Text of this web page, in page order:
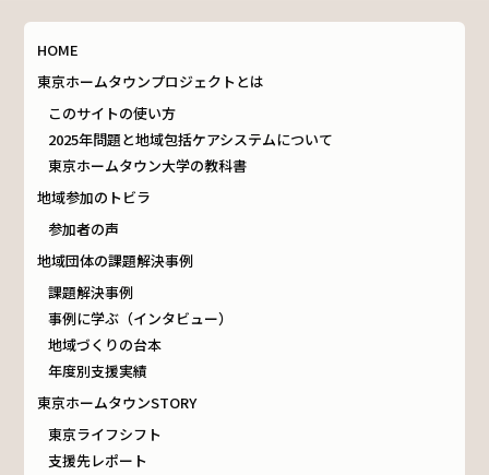
HOME
東京ホームタウンプロジェクトとは
このサイトの使い方
2025年問題と地域包括ケアシステムについて
東京ホームタウン大学の教科書
地域参加のトビラ
参加者の声
地域団体の課題解決事例
課題解決事例
事例に学ぶ（インタビュー）
地域づくりの台本
年度別支援実績
東京ホームタウンSTORY
東京ライフシフト
支援先レポート